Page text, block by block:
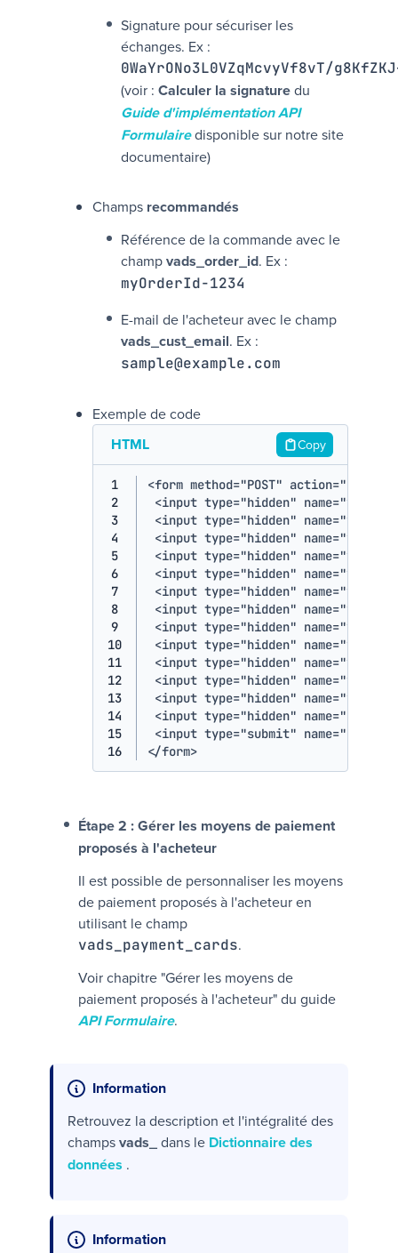
Signature pour sécuriser les
échanges. Ex :
0WaYrONo3L0VZqMcvyVf8vT/
(voir : Calculer la signaturedu
Guide d'implémentation API
Formulairedisponible sur notre site
documentaire)
Champs recommandés
Référence de la commande avec le
champvads_order_id. Ex :
myOrderId-1234
E-mail de l'acheteur avec le champ
vads_cust_email. Ex :
sample@example.com
Exemple de code
HTML Copy
1
2
3
4
5
6
7
8
9
10
11
12
13
14
15
16
<form method="POST" action="
<input type="hidden" name="
<input type="hidden" name="
<input type="hidden" name="
<input type="hidden" name="
<input type="hidden" name="
<input type="hidden" name="
<input type="hidden" name="
<input type="hidden" name="
<input type="hidden" name="
<input type="hidden" name="
<input type="hidden" name="
<input type="hidden" name="
<input type="hidden" name="
<input type="submit" name="
</form>
Étape 2 : Gérer les moyens de paiement
proposés à l'acheteur
Il est possible de personnaliser les moyens
de paiement proposés à l'acheteur en
utilisant le champ
vads_payment_cards.
Voir chapitre "Gérer les moyens de
paiement proposés à l'acheteur" du guide
API Formulaire.
Information
Retrouvez la description et l'intégralité des
champsvads_dans le Dictionnaire des
données .
Information